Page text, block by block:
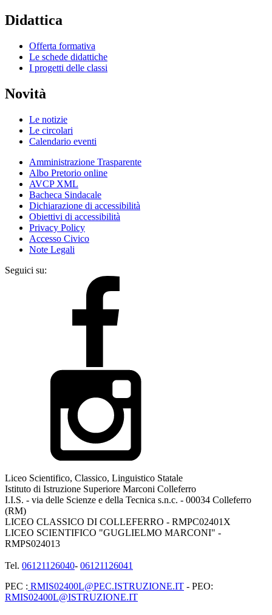
Didattica
Offerta formativa
Le schede didattiche
I progetti delle classi
Novità
Le notizie
Le circolari
Calendario eventi
Amministrazione Trasparente
Albo Pretorio online
AVCP XML
Bacheca Sindacale
Dichiarazione di accessibilità
Obiettivi di accessibilità
Privacy Policy
Accesso Civico
Note Legali
Seguici su:
Liceo Scientifico, Classico, Linguistico Statale
Istituto di Istruzione Superiore Marconi Colleferro
I.I.S. - via delle Scienze e della Tecnica s.n.c. - 00034 Colleferro
(RM)
LICEO CLASSICO DI COLLEFERRO - RMPC02401X
LICEO SCIENTIFICO "GUGLIELMO MARCONI" -
RMPS024013
Tel. 06121126040- 06121126041
PEC : RMIS02400L@PEC.ISTRUZIONE.IT - PEO:
RMIS02400L@ISTRUZIONE.IT